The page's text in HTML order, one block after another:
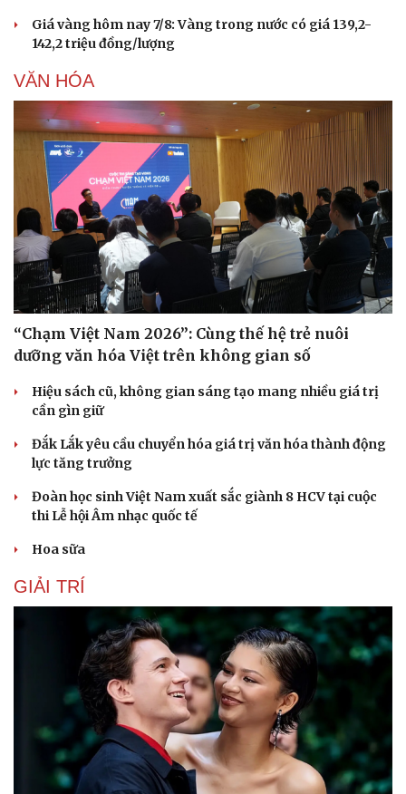
Podcast
Giá vàng hôm nay 7/8: Vàng trong nước có giá 139,2-
142,2 triệu đồng/lượng
VĂN HÓA
“Chạm Việt Nam 2026”: Cùng thế hệ trẻ nuôi
dưỡng văn hóa Việt trên không gian số
Hiệu sách cũ, không gian sáng tạo mang nhiều giá trị
cần gìn giữ
Đắk Lắk yêu cầu chuyển hóa giá trị văn hóa thành động
lực tăng trưởng
Đoàn học sinh Việt Nam xuất sắc giành 8 HCV tại cuộc
thi Lễ hội Âm nhạc quốc tế
Hoa sữa
GIẢI TRÍ